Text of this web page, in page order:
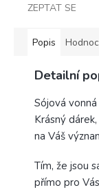
ZEPTAT SE
Popis
Detailní
Sójová
Krásný
na Váš
Tím, že jsou
přímo pro